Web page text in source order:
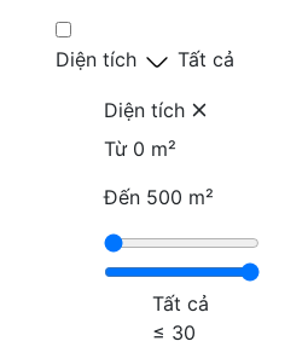
Diện tích Tất cả
Diện tích
Từ 0 m²
Đến 500 m²
Tất cả
≤ 30